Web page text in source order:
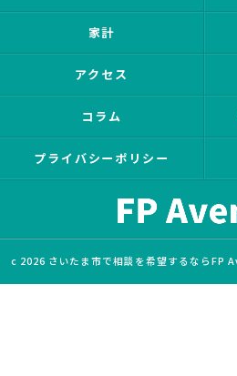
家計
アクセス
コラム
プライバシーポリシー
c 2026 さいたま市で相談を希望するならFP